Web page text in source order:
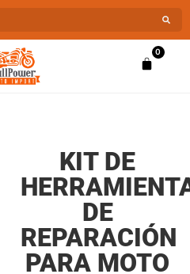
0
KIT DE
DE
REPARACIÓN
PARA MOTO